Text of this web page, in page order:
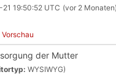
19:50:52 UTC (vor 2 Monaten)
Vorschau
der Mutter
WYSIWYG)